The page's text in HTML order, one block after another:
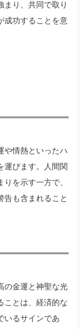
まり、共同で取り
成功することを意
や情熱といったハ
運びます。人間関
を示す一方で、
告も含まれること
の金運と神聖な光
ことは、経済的な
いるサインであ